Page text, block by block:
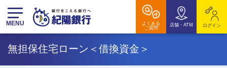
MENU
よくある
ご質問
店舗・ATM ログイン
無担保住宅ローン＜借換資金＞